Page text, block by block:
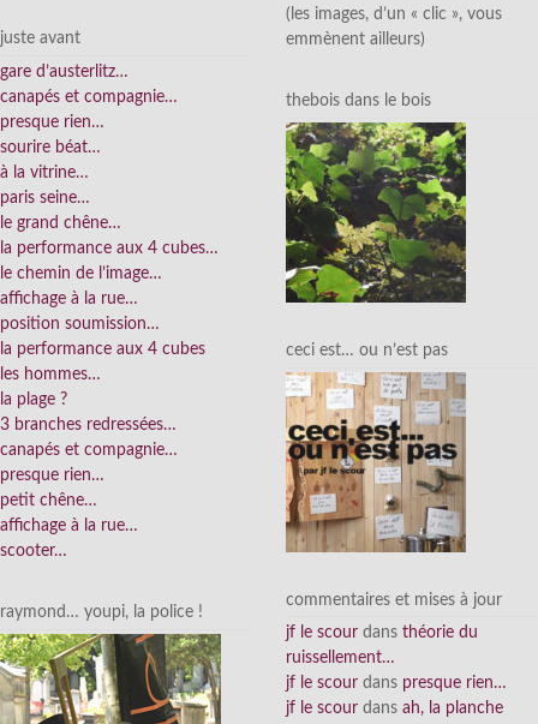
juste avant
gare d’austerlitz…
canapés et compagnie…
presque rien…
sourire béat…
à la vitrine…
paris seine…
le grand chêne…
la performance aux 4 cubes…
le chemin de l’image…
affichage à la rue…
position soumission…
la performance aux 4 cubes
les hommes…
la plage ?
3 branches redressées…
canapés et compagnie…
presque rien…
petit chêne…
affichage à la rue…
scooter…
raymond… youpi, la police !
(les images, d’un « clic », vous
emmènent ailleurs)
thebois dans le bois
ceci est… ou n’est pas
commentaires et mises à jour
jf le scour dans théorie du
ruissellement…
jf le scour dans presque rien…
jf le scour dans ah, la planche